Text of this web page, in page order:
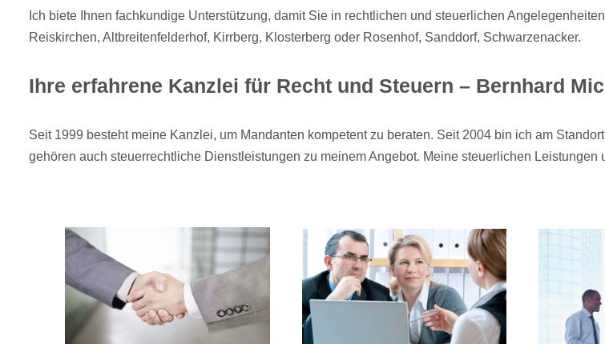
Ich biete Ihnen fachkundige Unterstützung, damit Sie in rechtlichen und steuerlichen
Reiskirchen, Altbreitenfelderhof, Kirrberg, Klosterberg oder Rosenhof, Sanddorf, Schwarzenacker.
Ihre erfahrene Kanzlei für Recht und Steuern – Bernhard
Seit 1999 besteht meine Kanzlei, um Mandanten kompetent zu beraten. Seit 2004 bin ich am
gehören auch steuerrechtliche Dienstleistungen zu meinem Angebot. Meine steuerlichen Leistungen